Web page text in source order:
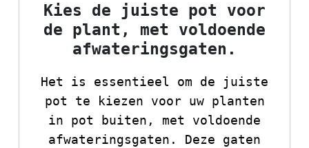
Kies de juiste pot voor
de plant, met voldoende
afwateringsgaten.
Het is essentieel om de juiste
pot te kiezen voor uw planten
in pot buiten, met voldoende
afwateringsgaten. Deze gaten